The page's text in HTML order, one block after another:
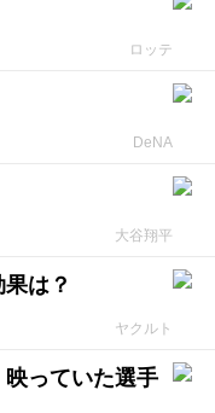
ロッテ
DeNA
大谷翔平
は？
ヤクルト
映っていた選手